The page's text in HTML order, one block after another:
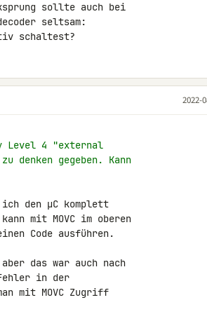
sollte auch bei
seltsam:
schaltest?
2022-
Level 4 "external
gegeben. Kann
ich den µC komplett
mit MOVC im oberen
Code ausführen.
das war auch nach
in der
mit MOVC Zugriff